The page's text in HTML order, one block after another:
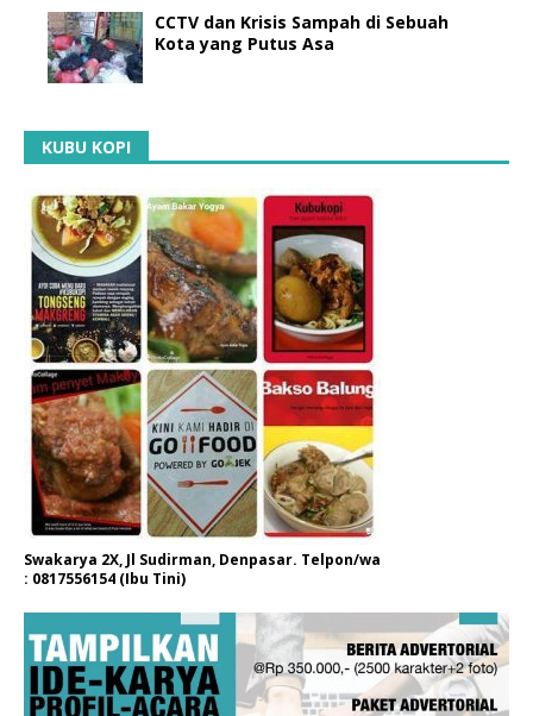
CCTV dan Krisis Sampah di Sebuah
Kota yang Putus Asa
KUBU KOPI
Swakarya 2X, Jl Sudirman, Denpasar. Telpon/wa
: 0817556154 (Ibu Tini)